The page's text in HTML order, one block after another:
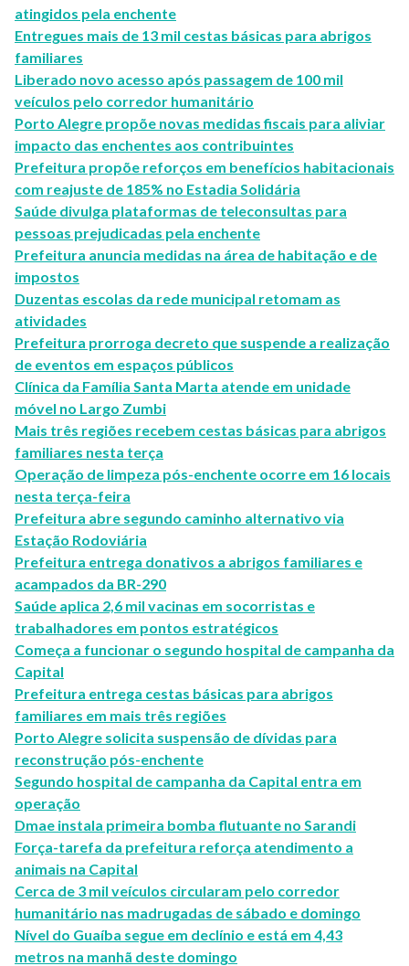
atingidos pela enchente
Entregues mais de 13 mil cestas básicas para abrigos
familiares
Liberado novo acesso após passagem de 100 mil
veículos pelo corredor humanitário
Porto Alegre propõe novas medidas fiscais para aliviar
impacto das enchentes aos contribuintes
Prefeitura propõe reforços em benefícios habitacionais
com reajuste de 185% no Estadia Solidária
Saúde divulga plataformas de teleconsultas para
pessoas prejudicadas pela enchente
Prefeitura anuncia medidas na área de habitação e de
impostos
Duzentas escolas da rede municipal retomam as
atividades
Prefeitura prorroga decreto que suspende a realização
de eventos em espaços públicos
Clínica da Família Santa Marta atende em unidade
móvel no Largo Zumbi
Mais três regiões recebem cestas básicas para abrigos
familiares nesta terça
Operação de limpeza pós-enchente ocorre em 16 locais
nesta terça-feira
Prefeitura abre segundo caminho alternativo via
Estação Rodoviária
Prefeitura entrega donativos a abrigos familiares e
acampados da BR-290
Saúde aplica 2,6 mil vacinas em socorristas e
trabalhadores em pontos estratégicos
Começa a funcionar o segundo hospital de campanha da
Capital
Prefeitura entrega cestas básicas para abrigos
familiares em mais três regiões
Porto Alegre solicita suspensão de dívidas para
reconstrução pós-enchente
Segundo hospital de campanha da Capital entra em
operação
Dmae instala primeira bomba flutuante no Sarandi
Força-tarefa da prefeitura reforça atendimento a
animais na Capital
Cerca de 3 mil veículos circularam pelo corredor
humanitário nas madrugadas de sábado e domingo
Nível do Guaíba segue em declínio e está em 4,43
metros na manhã deste domingo